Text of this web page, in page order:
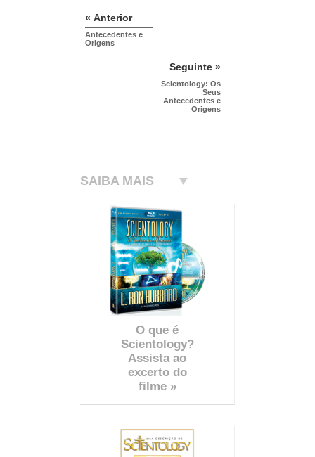
« Anterior
Antecedentes e
Origens
Seguinte »
Scientology: Os
Seus
Antecedentes e
Origens
SAIBA MAIS
O que é
Scientology?
Assista ao
excerto do
filme »